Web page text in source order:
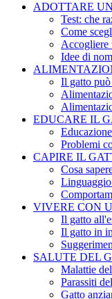
ADOTTARE
Test: che
Come
Accogliere
Idee di
Il gatto
EDUCARE IL
Problemi
CAPIRE IL
Cosa
VIVERE CON
Il gatto
Il gatto in
SALUTE DEL
Malattie
Parassiti
Gatto